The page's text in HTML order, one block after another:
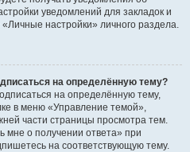
уведомлений для закладок и
настройки» личного раздела.
на определённую тему?
на определённую тему,
в меню «Управление темой»,
части страницы просмотра тем.
мне о получении ответа» при
на соответствующую тему.